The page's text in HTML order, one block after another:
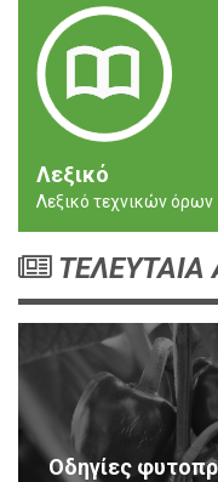
Λεξικό
Λεξικό τεχνικών όρων
ΤΕΛΕΥΤΑΙΑ
Οδηγίες